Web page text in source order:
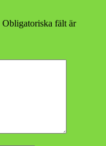
Obligatoriska fält är